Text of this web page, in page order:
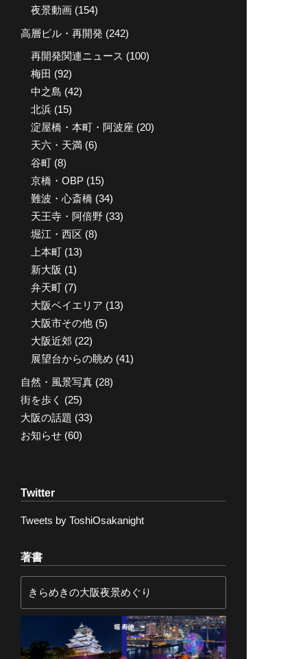
夜景動画 (154)
高層ビル・再開発 (242)
再開発関連ニュース (100)
梅田 (92)
中之島 (42)
北浜 (15)
淀屋橋・本町・阿波座 (20)
天六・天満 (6)
谷町 (8)
京橋・OBP (15)
難波・心斎橋 (34)
天王寺・阿倍野 (33)
堀江・西区 (8)
上本町 (13)
新大阪 (1)
弁天町 (7)
大阪ベイエリア (13)
大阪市その他 (5)
大阪近郊 (22)
展望台からの眺め (41)
自然・風景写真 (28)
街を歩く (25)
大阪の話題 (33)
お知らせ (60)
Twitter
Tweets by ToshiOsakanight
著書
きらめきの大阪夜景めぐり